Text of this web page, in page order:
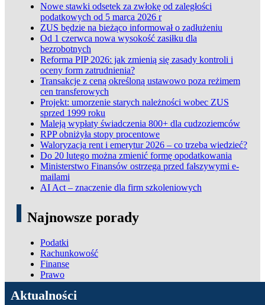
Nowe stawki odsetek za zwłokę od zaległości
podatkowych od 5 marca 2026 r
ZUS będzie na bieżąco informował o zadłużeniu
Od 1 czerwca nowa wysokość zasiłku dla
bezrobotnych
Reforma PIP 2026: jak zmienią się zasady kontroli i
oceny form zatrudnienia?
Transakcje z ceną określoną ustawowo poza reżimem
cen transferowych
Projekt: umorzenie starych należności wobec ZUS
sprzed 1999 roku
Maleją wypłaty świadczenia 800+ dla cudzoziemców
RPP obniżyła stopy procentowe
Waloryzacja rent i emerytur 2026 – co trzeba wiedzieć?
Do 20 lutego można zmienić formę opodatkowania
Ministerstwo Finansów ostrzega przed fałszywymi e-
mailami
AI Act – znaczenie dla firm szkoleniowych
Najnowsze porady
Podatki
Rachunkowość
Finanse
Prawo
ADN Podatki
Aktualności